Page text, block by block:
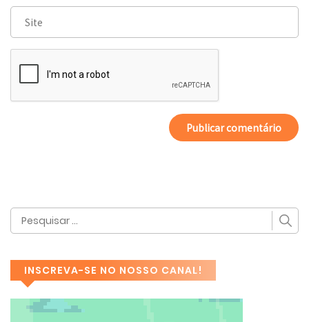
INSCREVA-SE NO NOSSO CANAL!